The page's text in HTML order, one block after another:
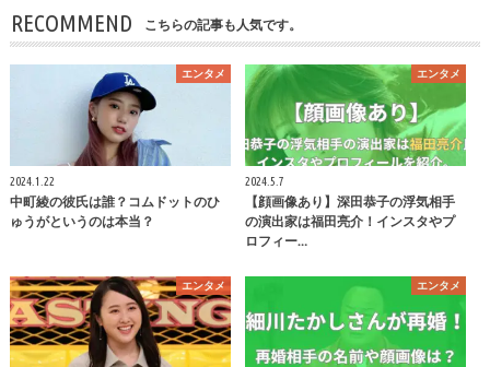
RECOMMEND こちらの記事も人気です。
エンタメ
2024.1.22
中町綾の彼氏は誰？コムドットのひ
ゅうがというのは本当？
エンタメ
2024.5.7
【顔画像あり】深田恭子の浮気相手
の演出家は福田亮介！インスタやプ
ロフィー…
エンタメ エンタメ